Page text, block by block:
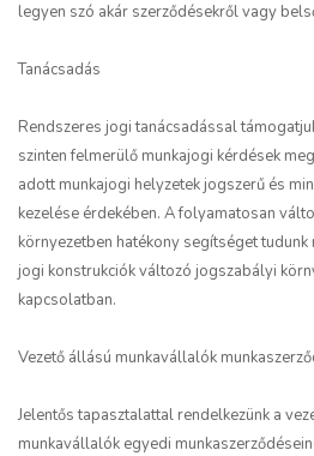
legyen szó akár szerződésekről vagy
Tanácsadás
Rendszeres jogi tanácsadással
szinten felmerülő munkajogi kérdések
adott munkajogi helyzetek jogszerű és
kezelése érdekében. A folyamatosan
környezetben hatékony segítséget
jogi konstrukciók változó jogszabályi
kapcsolatban.
Vezető állású munkavállalók
Jelentős tapasztalattal rendelkezünk a
munkavállalók egyedi